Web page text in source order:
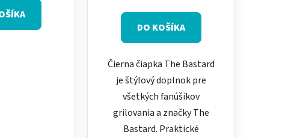
DO KOŠÍKA
Čierna čiapka The Bastard
je štýlový doplnok pre
všetkých fanúšikov
grilovania a značky The
Bastard. Praktické